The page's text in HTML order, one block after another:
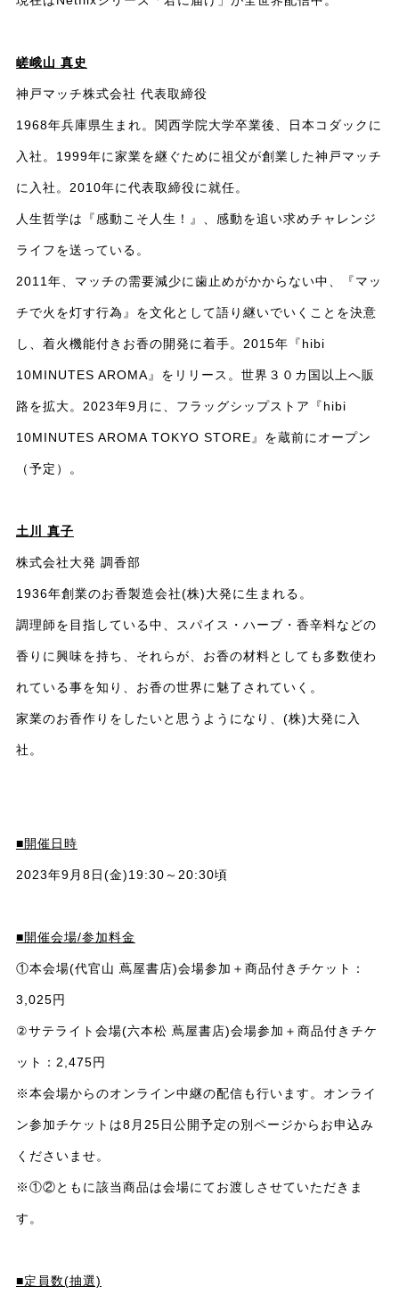
嵯峨山 真史
神戸マッチ株式会社 代表取締役
1968年兵庫県生まれ。関西学院大学卒業後、日本コダックに
入社。1999年に家業を継ぐために祖父が創業した神戸マッチ
に入社。2010年に代表取締役に就任。
人生哲学は『感動こそ人生！』、感動を追い求めチャレンジ
ライフを送っている。
2011年、マッチの需要減少に歯止めがかからない中、『マッ
チで火を灯す行為』を文化として語り継いでいくことを決意
し、着火機能付きお香の開発に着手。2015年『hibi
10MINUTES AROMA』をリリース。世界３０カ国以上へ販
路を拡大。2023年9月に、フラッグシップストア『hibi
10MINUTES AROMA TOKYO STORE』を蔵前にオープン
（予定）。
土川 真子
株式会社大発 調香部
1936年創業のお香製造会社(株)大発に生まれる。
調理師を目指している中、スパイス・ハーブ・香辛料などの
香りに興味を持ち、それらが、お香の材料としても多数使わ
れている事を知り、お香の世界に魅了されていく。
家業のお香作りをしたいと思うようになり、(株)大発に入
社。
■開催日時
2023年9月8日(金)19:30～20:30頃
■開催会場/参加料金
①本会場(代官山 蔦屋書店)会場参加＋商品付きチケット：
3,025円
②サテライト会場(六本松 蔦屋書店)会場参加＋商品付きチケ
ット：2,475円
※本会場からのオンライン中継の配信も行います。オンライ
ン参加チケットは8月25日公開予定の別ページからお申込み
くださいませ。
※①②ともに該当商品は会場にてお渡しさせていただきま
す。
■定員数(抽選)